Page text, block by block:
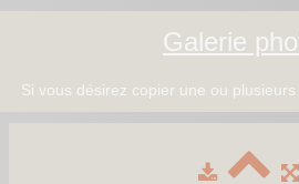
Galerie
Si vous désirez copier une ou